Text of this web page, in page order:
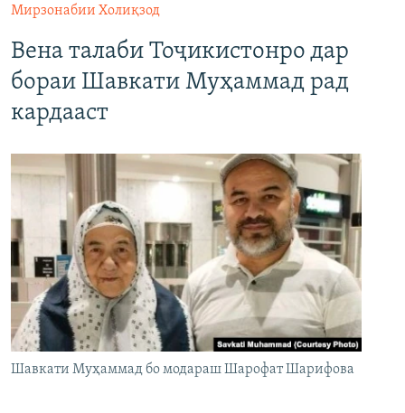
Мирзонабии Холиқзод
Вена талаби Тоҷикистонро дар
бораи Шавкати Муҳаммад рад
кардааст
Шавкати Муҳаммад бо модараш Шарофат Шарифова